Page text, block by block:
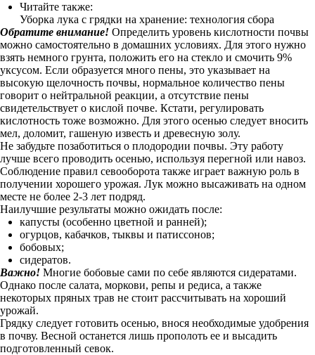
Читайте также:
Уборка лука с грядки на хранение: технология сбора
Обратите внимание! Определить уровень кислотности почвы
можно самостоятельно в домашних условиях. Для этого нужно
взять немного грунта, положить его на стекло и смочить 9%
уксусом. Если образуется много пены, это указывает на
высокую щелочность почвы, нормальное количество пены
говорит о нейтральной реакции, а отсутствие пены
свидетельствует о кислой почве. Кстати, регулировать
кислотность тоже возможно. Для этого осенью следует вносить
мел, доломит, гашеную известь и древесную золу.
Не забудьте позаботиться о плодородии почвы. Эту работу
лучше всего проводить осенью, используя перегной или навоз.
Соблюдение правил севооборота также играет важную роль в
получении хорошего урожая. Лук можно высаживать на одном
месте не более 2-3 лет подряд.
Наилучшие результаты можно ожидать после:
капусты (особенно цветной и ранней);
огурцов, кабачков, тыквы и патиссонов;
бобовых;
сидератов.
Важно! Многие бобовые сами по себе являются сидератами.
Однако после салата, моркови, репы и редиса, а также
некоторых пряных трав не стоит рассчитывать на хороший
урожай.
Грядку следует готовить осенью, внося необходимые удобрения
в почву. Весной останется лишь прополоть ее и высадить
подготовленный севок.